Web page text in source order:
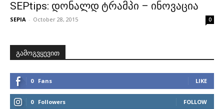
SEPtips: დონალდ ტრამპი – ინოვაცია
SEPIA - October 28, 2015 0
გამოგვყევით
0 Fans LIKE
0 Followers FOLLOW